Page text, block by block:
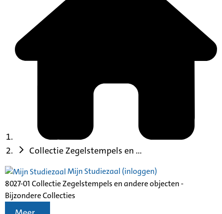
Collectie Zegelstempels en ...
Mijn Studiezaal (inloggen)
8027-01 Collectie Zegelstempels en andere objecten -
Bijzondere Collecties